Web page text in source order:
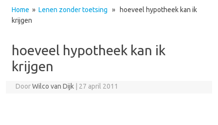
Home » Lenen zonder toetsing » hoeveel hypotheek kan ik
krijgen
hoeveel hypotheek kan ik
krijgen
DoorWilco van Dijk 27 april 2011